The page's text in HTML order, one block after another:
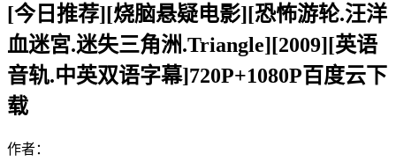
[今日推荐][烧脑悬疑电影][恐怖游轮.汪洋
血迷宮.迷失三角洲.Triangle][2009][英语
音轨.中英双语字幕]720P+1080P百度云下
载
作者：